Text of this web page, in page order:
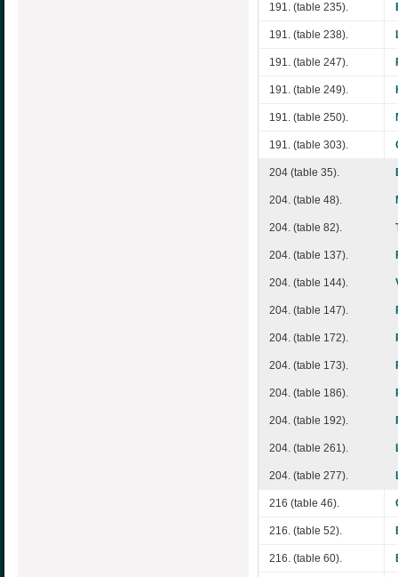
191. (table 235).
191. (table 238).
191. (table 247).
191. (table 249).
191. (table 250).
191. (table 303).
204 (table 35).
204. (table 48).
204. (table 82).
204. (table 137).
204. (table 144).
204. (table 147).
204. (table 172).
204. (table 173).
204. (table 186).
204. (table 192).
204. (table 261).
204. (table 277).
216 (table 46).
216. (table 52).
216. (table 60).